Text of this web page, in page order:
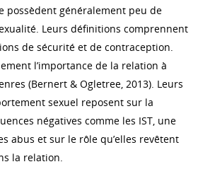
possèdent généralement peu de
Leurs définitions comprennent
de sécurité et de contraception.
l’importance de la relation à
(Bernert & Ogletree, 2013). Leurs
sexuel reposent sur la
négatives comme les IST, une
abus et sur le rôle qu’elles revêtent
la relation.